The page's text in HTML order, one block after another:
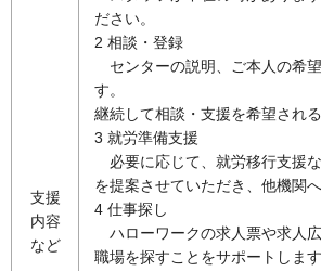
支援
内容
など
ださい。
2 相談・登録
センターの説明、ご本人の希
す。
継続して相談・支援を希望され
3 就労準備支援
必要に応じて、就労移行支援
を提案させていただき、他機関
4 仕事探し
ハローワークの求人票や求人
職場を探すことをサポートしま